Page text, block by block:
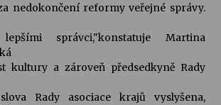
Josefa Čapka
Varhanní recitál Michala Novenka v Klášteře
nedokončení reformy veřejné správy.
správci,"konstatuje Martina
kultury a zároveň předsedkyně Rady
Rady asociace krajů vyslyšena,